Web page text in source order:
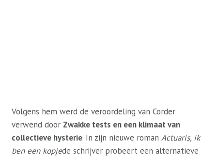
Volgens hem werd de veroordeling van Corder
verwend door Zwakke tests en een klimaat van
collectieve hysterie. In zijn nieuwe roman Actuaris, ik
ben een kopjede schrijver probeert een alternatieve